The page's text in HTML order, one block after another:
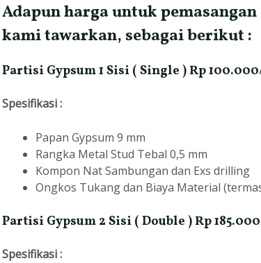
Adapun harga untuk
kami tawarkan, sebagai berikut :
Partisi Gypsum 1 Sisi ( Single ) Rp
Spesifikasi :
Papan Gypsum 9 mm
Rangka Metal Stud Tebal 0,5 mm
Kompon Nat Sambungan dan Exs drilling
Ongkos Tukang dan Biaya Material
Partisi Gypsum 2 Sisi ( Double ) Rp
Spesifikasi :